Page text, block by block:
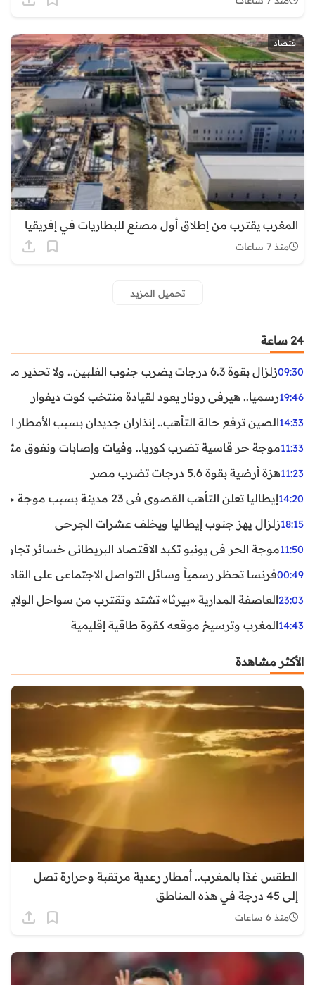
اقتصاد
المغرب يقترب من إطلاق أول مصنع للبطاريات في إفريقيا
منذ 7 ساعات
تحميل المزيد
24 ساعة
09:30زلزال بقوة 6.3 درجات يضرب جنوب الفلبين.. ولا تحذير من تسونامي حتى الآن
19:46رسميا.. هيرفي رونار يعود لقيادة منتخب كوت ديفوار
14:33الصين ترفع حالة التأهب.. إنذاران جديدان بسبب الأمطار
11:33موجة حر قاسية تضرب كوريا.. وفيات وإصابات ونفوق مئات
11:23هزة أرضية بقوة 5.6 درجات تضرب مصر
14:20إيطاليا تعلن التأهب القصوى في 23 مدينة بسبب موجة حر شديدة
18:15زلزال يهز جنوب إيطاليا ويخلف عشرات الجرحى
11:50موجة الحر في يونيو تكبد الاقتصاد البريطاني خسائر تجاوزت 1.5 مليار
00:49فرنسا تحظر رسمياً وسائل التواصل الاجتماعي على القاصرين
23:03العاصفة المدارية «بيرثا» تشتد وتقترب من سواحل
14:43المغرب وترسيخ موقعه كقوة طاقية إقليمية
الأكثر مشاهدة
الطقس غدًا بالمغرب.. أمطار رعدية مرتقبة وحرارة تصل
إلى 45 درجة في هذه المناطق
منذ 6 ساعات